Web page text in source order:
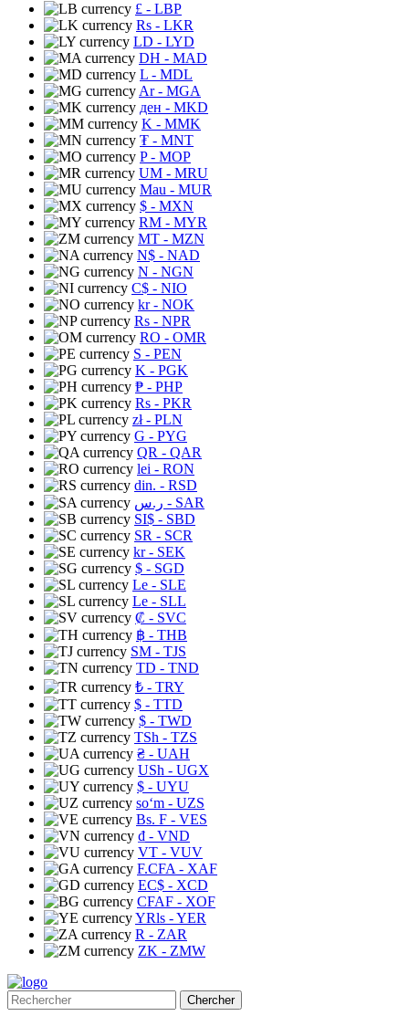
£ - LBP
Rs - LKR
LD - LYD
DH - MAD
L - MDL
Ar- MGA
ден - MKD
K - MMK
₮ - MNT
P- MOP
UM - MRU
Mau - MUR
$ - MXN
RM - MYR
MT - MZN
N$ - NAD
N - NGN
C$ - NIO
kr- NOK
Rs - NPR
RO - OMR
S - PEN
K - PGK
₱ - PHP
Rs - PKR
zł- PLN
G - PYG
QR - QAR
lei - RON
din. - RSD
ر.س - SAR
SI$ - SBD
SR - SCR
kr- SEK
$ - SGD
Le - SLE
Le - SLL
₡ - SVC
฿ - THB
ЅМ - TJS
TD - TND
₺ - TRY
$ - TTD
$ - TWD
TSh - TZS
₴ - UAH
USh - UGX
$ - UYU
soʻm - UZS
Bs. F - VES
₫ - VND
VT - VUV
F.CFA - XAF
EC$ - XCD
CFAF - XOF
YRls - YER
R - ZAR
ZK - ZMW
Chercher